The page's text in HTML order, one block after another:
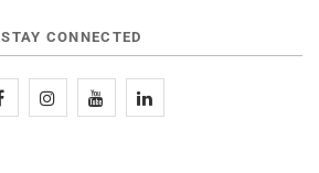
STAY CONNECTED